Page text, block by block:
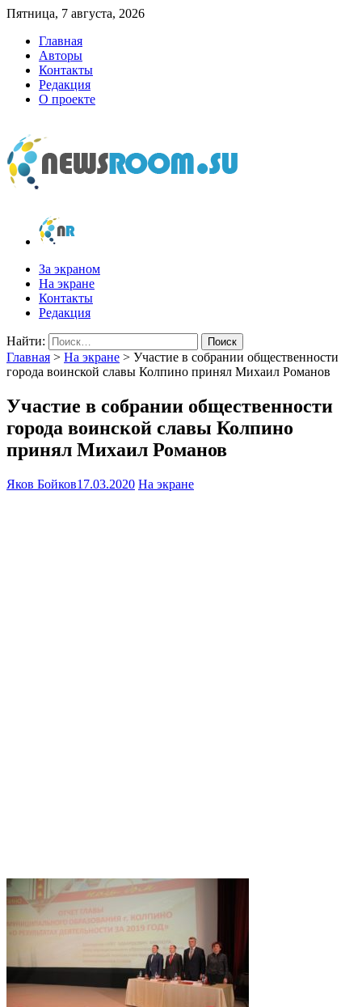
Пятница, 7 августа, 2026
Главная
Авторы
Контакты
Редакция
О проекте
newsroom.su
Новости о новостях
За экраном
На экране
Контакты
Редакция
Найти:
Главная > На экране > Участие в собрании общественности
города воинской славы Колпино принял Михаил Романов
Участие в собрании общественности
города воинской славы Колпино
принял Михаил Романов
Яков Бойков17.03.2020 На экране